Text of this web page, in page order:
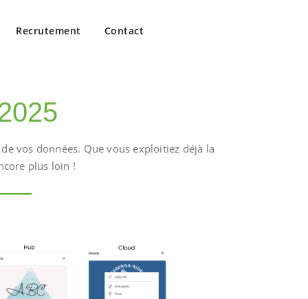
Recrutement Contact
vos données. Que vous exploitiez déjà la
plus loin !